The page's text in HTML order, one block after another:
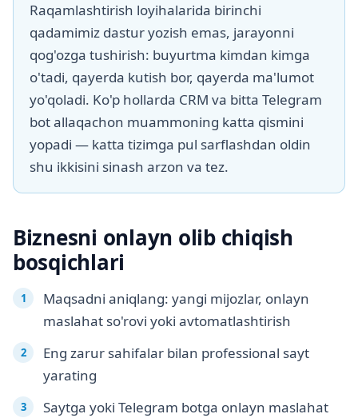
Raqamlashtirish loyihalarida birinchi
qadamimiz dastur yozish emas, jarayonni
qog'ozga tushirish: buyurtma kimdan kimga
o'tadi, qayerda kutish bor, qayerda ma'lumot
yo'qoladi. Ko'p hollarda CRM va bitta Telegram
bot allaqachon muammoning katta qismini
yopadi — katta tizimga pul sarflashdan oldin
shu ikkisini sinash arzon va tez.
Biznesni onlayn olib chiqish
bosqichlari
Maqsadni aniqlang: yangi mijozlar, onlayn
maslahat so'rovi yoki avtomatlashtirish
Eng zarur sahifalar bilan professional sayt
yarating
Saytga yoki Telegram botga onlayn maslahat